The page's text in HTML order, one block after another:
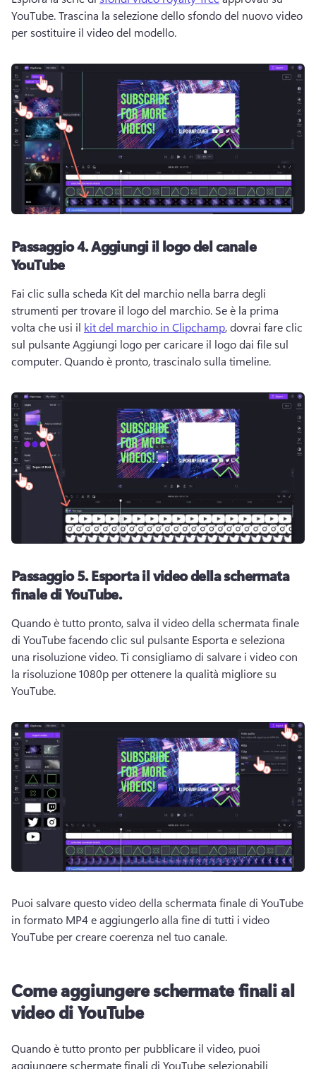
YouTube. Trascina la selezione dello sfondo del nuovo video
per sostituire il video del modello.
Passaggio 4.Aggiungi il logo del canale
YouTube
Fai clic sulla scheda Kit del marchio nella barra degli
strumenti per trovare il logo del marchio. Se è la prima
volta che usi il kit del marchio in Clipchamp, dovrai fare clic
sul pulsante Aggiungi logo per caricare il logo dai file sul
computer. Quando è pronto, trascinalo sulla timeline.
Passaggio 5.Esporta il video della schermata
finale di YouTube.
Quando è tutto pronto, salva il video della schermata finale
di YouTube facendo clic sul pulsante Esporta e seleziona
una risoluzione video. Ti consigliamo di salvare i video con
la risoluzione 1080p per ottenere la qualità migliore su
YouTube.
Puoi salvare questo video della schermata finale di YouTube
in formato MP4 e aggiungerlo alla fine di tutti i video
YouTube per creare coerenza nel tuo canale.
Come aggiungere schermate finali al
video di YouTube
Quando è tutto pronto per pubblicare il video, puoi
aggiungere schermate finali di YouTube selezionabili